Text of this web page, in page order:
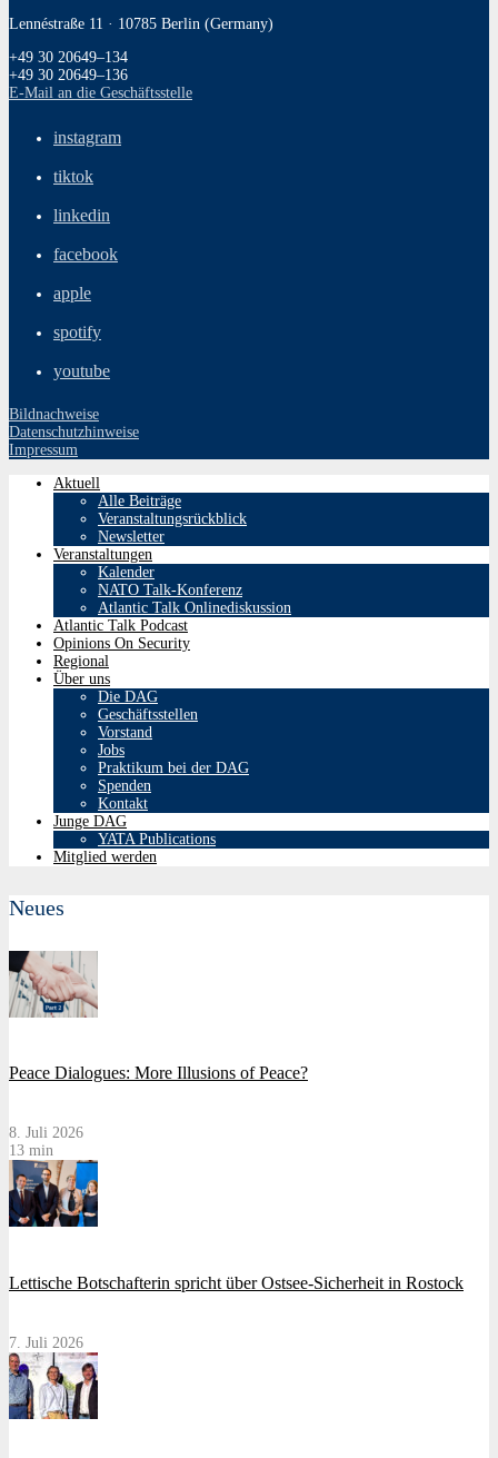
Lennéstraße 11 · 10785 Berlin (Germany)
+49 30 20649–134
+49 30 20649–136
E‑Mail an die Geschäftsstelle
instagram
tiktok
linkedin
facebook
apple
spotify
youtube
Bildnachweise
Datenschutzhinweise
Impressum
Aktuell
Alle Beiträge
Veranstaltungsrückblick
Newsletter
Veranstaltungen
Kalender
NATO Talk-Konferenz
Atlantic Talk Onlinediskussion
Atlantic Talk Podcast
Opinions On Security
Regional
Über uns
Die DAG
Geschäftsstellen
Vorstand
Jobs
Praktikum bei der DAG
Spenden
Kontakt
Junge DAG
YATA Publications
Mitglied werden
Neues
Peace Dialogues: More Illusions of Peace?
8. Juli 2026
13 min
Lettische Botschafterin spricht über Ostsee-Sicherheit in Rostock
7. Juli 2026